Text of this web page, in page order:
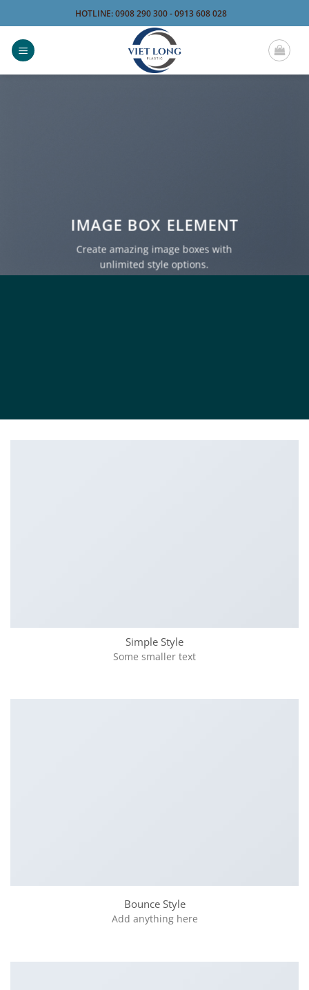
qua
nội
dung
HOTLINE: 0908 290 300 - 0913 608 028
IMAGE BOX ELEMENT
Create amazing image boxes with
unlimited style options.
Simple Style
Some smaller text
Bounce Style
Add anything here